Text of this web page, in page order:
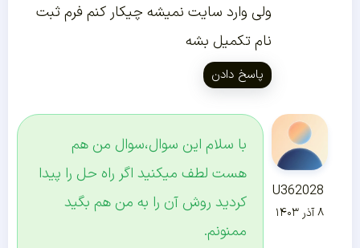
ولی وارد سایت نمیشه چیکار کنم فرم ثبت
نام تکمیل بشه
پاسخ دادن
U362028
۸ آذر ۱۴۰۳
با سلام این سوال،سوال من هم
هست لطف میکنید اگر راه حل را پیدا
کردید روش آن را به من هم بگید
ممنونم.